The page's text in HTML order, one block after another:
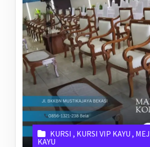
KURSI , KURSI VIP KAYU ,
KAYU